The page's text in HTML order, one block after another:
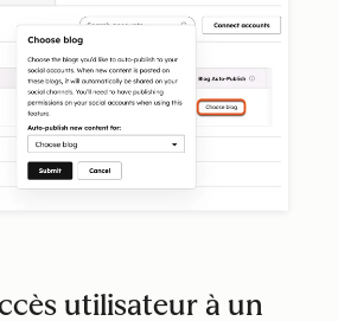
utilisateur à un